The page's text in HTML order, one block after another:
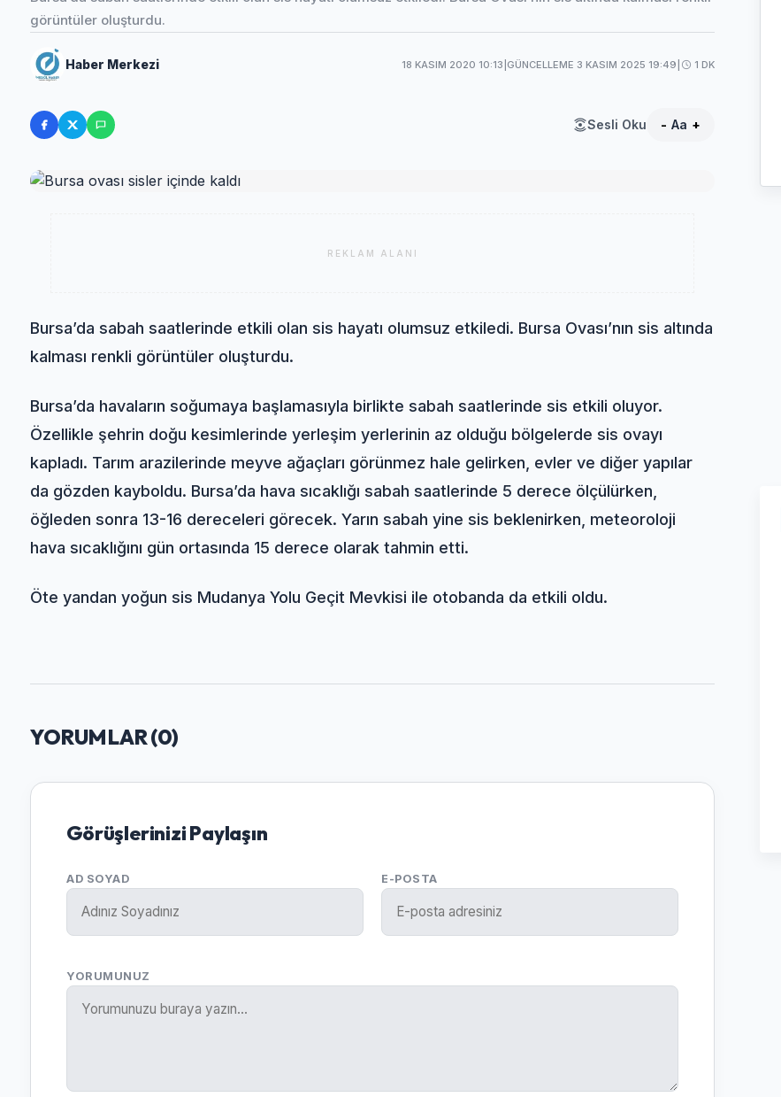
görüntüler oluşturdu.
Haber Merkezi 18 KASIM 2020 10:13 GÜNCELLEME 3 KASIM 2025 19:49 1 DK
Sesli Oku - Aa +
REKLAM ALANI
Bursa’da sabah saatlerinde etkili olan sis hayatı olumsuz etkiledi. Bursa Ovası’nın sis altında
kalması renkli görüntüler oluşturdu.
Bursa’da havaların soğumaya başlamasıyla birlikte sabah saatlerinde sis etkili oluyor.
Özellikle şehrin doğu kesimlerinde yerleşim yerlerinin az olduğu bölgelerde sis ovayı
kapladı. Tarım arazilerinde meyve ağaçları görünmez hale gelirken, evler ve diğer yapılar
da gözden kayboldu. Bursa’da hava sıcaklığı sabah saatlerinde 5 derece ölçülürken,
öğleden sonra 13-16 dereceleri görecek. Yarın sabah yine sis beklenirken, meteoroloji
hava sıcaklığını gün ortasında 15 derece olarak tahmin etti.
Öte yandan yoğun sis Mudanya Yolu Geçit Mevkisi ile otobanda da etkili oldu.
YORUMLAR (0)
Görüşlerinizi Paylaşın
AD SOYAD E-POSTA
YORUMUNUZ